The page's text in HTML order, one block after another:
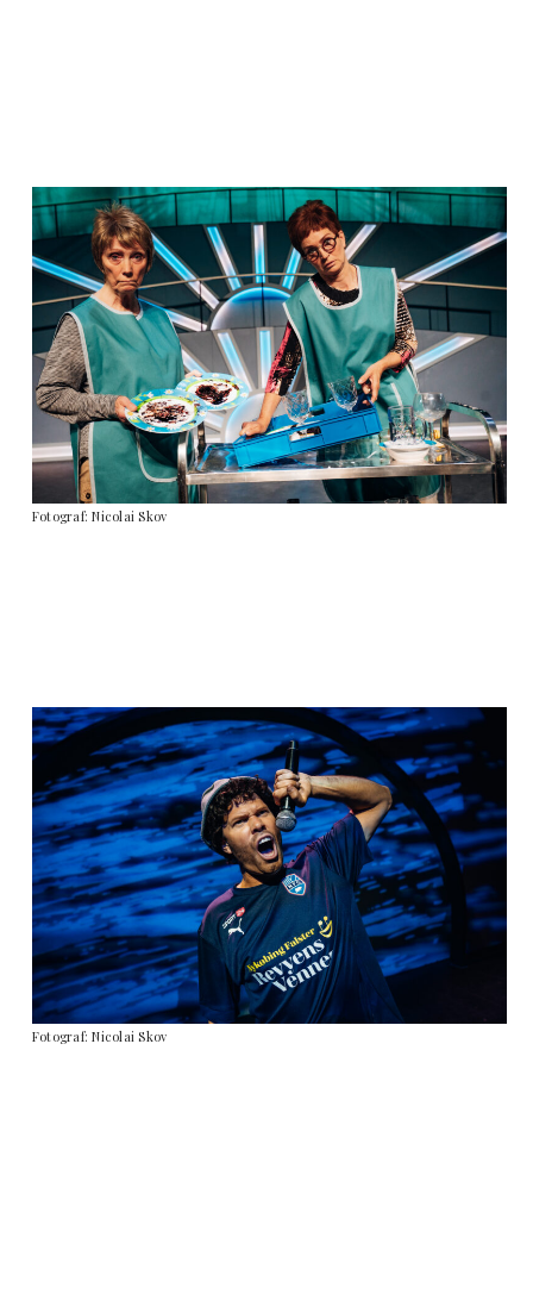
Fotograf: Nicolai Skov
Fotograf: Nicolai Skov